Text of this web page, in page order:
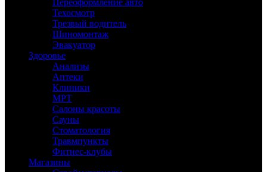
Переоформление авто
Техосмотр
Трезвый водитель
Шиномонтаж
Эвакуатор
Здоровье
Анализы
Аптеки
Клиники
МРТ
Салоны красоты
Сауны
Стоматология
Травмпункты
Фитнес-клубы
Магазины